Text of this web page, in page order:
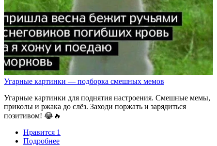
Угарные картинки — подборка смешных мемов
Угарные картинки для поднятия настроения. Смешные мемы,
приколы и ржака до слёз. Заходи поржать и зарядиться
позитивом! 😂🔥
Нравится 1
Подробнее